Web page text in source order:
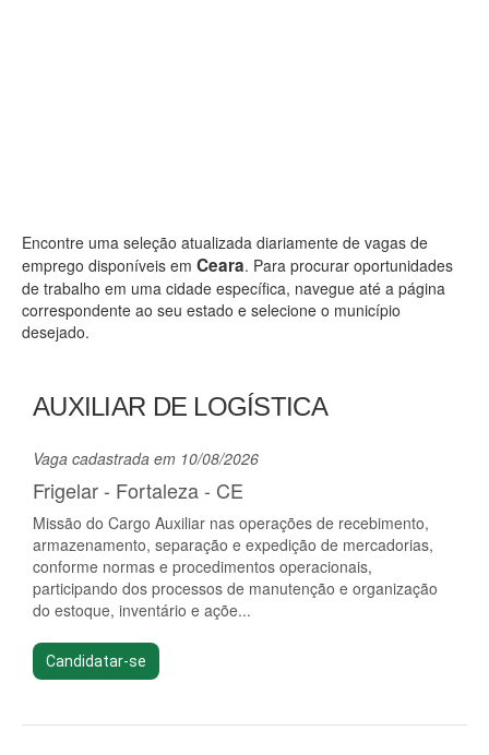
Encontre uma seleção atualizada diariamente de vagas de
emprego disponíveis em Ceara. Para procurar oportunidades
de trabalho em uma cidade específica, navegue até a página
correspondente ao seu estado e selecione o município
desejado.
AUXILIAR DE LOGÍSTICA
Vaga cadastrada em 10/08/2026
Frigelar - Fortaleza - CE
Missão do Cargo Auxiliar nas operações de recebimento,
armazenamento, separação e expedição de mercadorias,
conforme normas e procedimentos operacionais,
participando dos processos de manutenção e organização
do estoque, inventário e açõe...
Candidatar-se